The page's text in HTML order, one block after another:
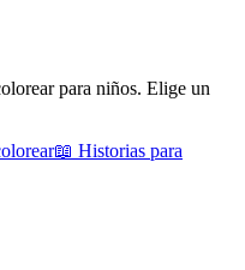
para niños. Elige un
📖 Historias para